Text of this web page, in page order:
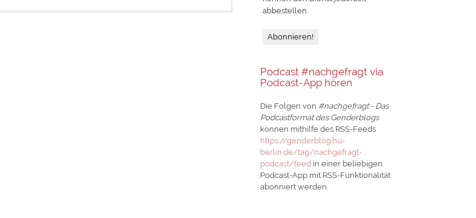
abbestellen.
Podcast #nachgefragt via
Podcast-App hören
Die Folgen von #nachgefragt - Das
Podcastformat des Genderblogs
können mithilfe des RSS-Feeds
https://genderblog.hu-
berlin.de/tag/nachgefragt-
podcast/feed in einer beliebigen
Podcast-App mit RSS-Funktionalität
abonniert werden.